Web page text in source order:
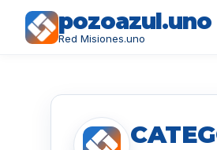
pozoazul.uno
Red Misiones.uno